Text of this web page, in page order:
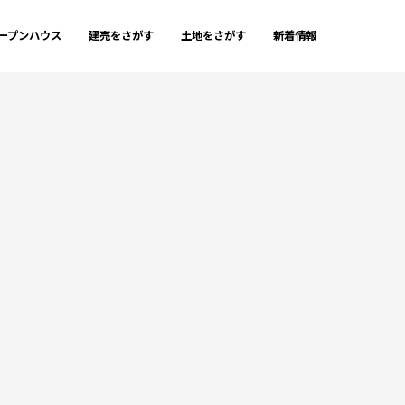
プンハウス 建売をさがす 土地をさがす 新着情報